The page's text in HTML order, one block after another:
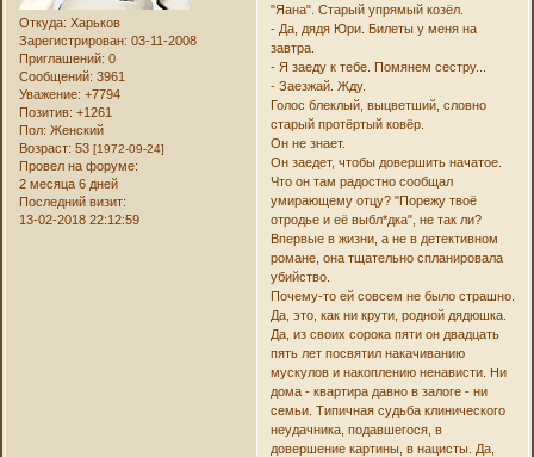
Откуда: Харьков
Зарегистрирован: 03-11-2008
Приглашений: 0
Сообщений: 3961
Уважение: +7794
Позитив: +1261
Пол: Женский
Возраст: 53[1972-09-24]
Провел на форуме:
2 месяца 6 дней
Последний визит:
13-02-2018 22:12:59
"Яана". Старый упрямый козёл.
- Да, дядя Юри. Билеты у меня на
завтра.
- Я заеду к тебе. Помянем сестру...
- Заезжай. Жду.
Голос блеклый, выцветший, словно
старый протёртый ковёр.
Он не знает.
Он заедет, чтобы довершить начатое.
Что он там радостно сообщал
умирающему отцу? "Порежу твоё
отродье и её выбл*дка", не так ли?
Впервые в жизни, а не в детективном
романе, она тщательно спланировала
убийство.
Почему-то ей совсем не было страшно.
Да, это, как ни крути, родной дядюшка.
Да, из своих сорока пяти он двадцать
пять лет посвятил накачиванию
мускулов и накоплению ненависти. Ни
дома - квартира давно в залоге - ни
семьи. Типичная судьба клинического
неудачника, подавшегося, в
довершение картины, в нацисты. Да,